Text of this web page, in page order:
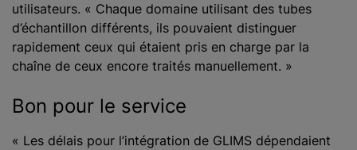
utilisateurs. « Chaque domaine utilisant des tubes
d’échantillon différents, ils pouvaient distinguer
rapidement ceux qui étaient pris en charge par la
chaîne de ceux encore traités manuellement. »
Bon pour le service
« Les délais pour l’intégration de GLIMS dépendaient